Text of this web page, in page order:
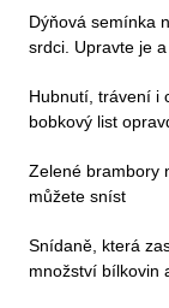
Dýňová semínka
srdci. Upravte je
Hubnutí, trávení i
bobkový list
Zelené brambory
můžete sníst
Snídaně, která
množství bílkovin